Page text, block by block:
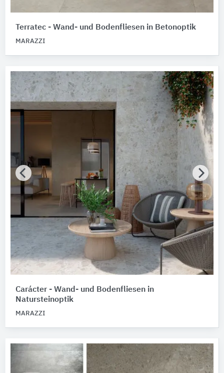
Terratec - Wand- und Bodenfliesen in Betonoptik
MARAZZI
Carácter - Wand- und Bodenfliesen in
Natursteinoptik
MARAZZI